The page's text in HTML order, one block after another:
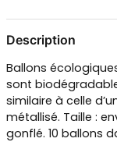
Description
Ballons
sont
similaire à celle
métallisé. Taille :
gonflé. 10 ballons